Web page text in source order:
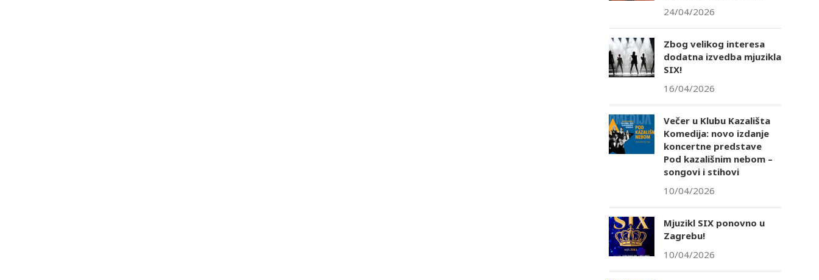
24/04/2026
Zbog velikog interesa
dodatna izvedba mjuzikla
SIX!
16/04/2026
Večer u Klubu Kazališta
Komedija: novo izdanje
koncertne predstave
Pod kazališnim nebom –
songovi i stihovi
10/04/2026
Mjuzikl SIX ponovno u
Zagrebu!
10/04/2026